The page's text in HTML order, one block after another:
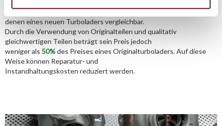
Die Qualität und Lebensdauer eines überholten Turboladers ist mit
denen eines neuen Turboladers vergleichbar.
Durch die Verwendung von Originalteilen und qualitativ
gleichwertigen Teilen beträgt sein Preis jedoch
weniger als 50%des Preises eines Originalturboladers. Auf diese
Weise können Reparatur- und
Instandhaltungskosten reduziert werden.